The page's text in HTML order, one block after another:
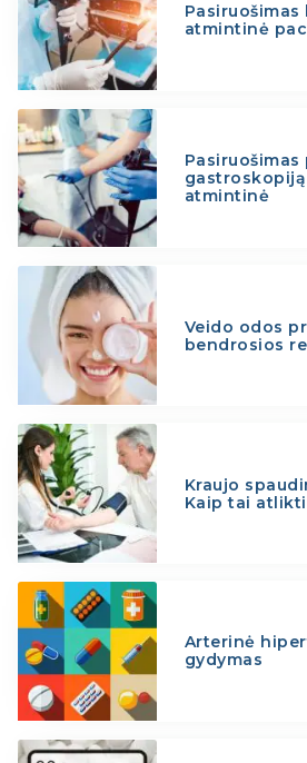
atmintinė
Pasiruošimas
gastroskopiją
atmintinė
Veido odos
bendrosios
Kraujo
Kaip tai
Arterinė
gydymas